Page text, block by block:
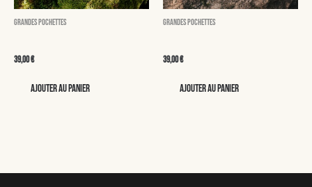
Grandes pochettes
39,00€
Ajouter au panier
Grandes pochettes
39,00€
Ajouter au panier